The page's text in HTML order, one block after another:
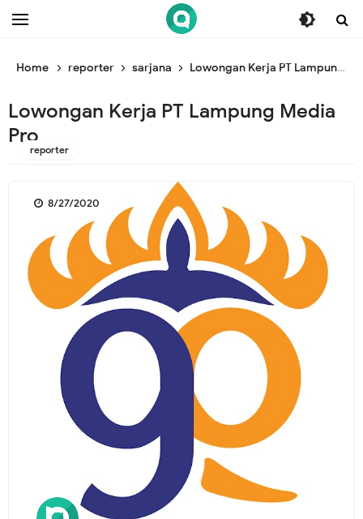
/* ganti br end */
Home reporter sarjana Lowongan Kerja PT Lampung Media Pro
Lowongan Kerja PT Lampung Media
Pro
reporter
8/27/2020